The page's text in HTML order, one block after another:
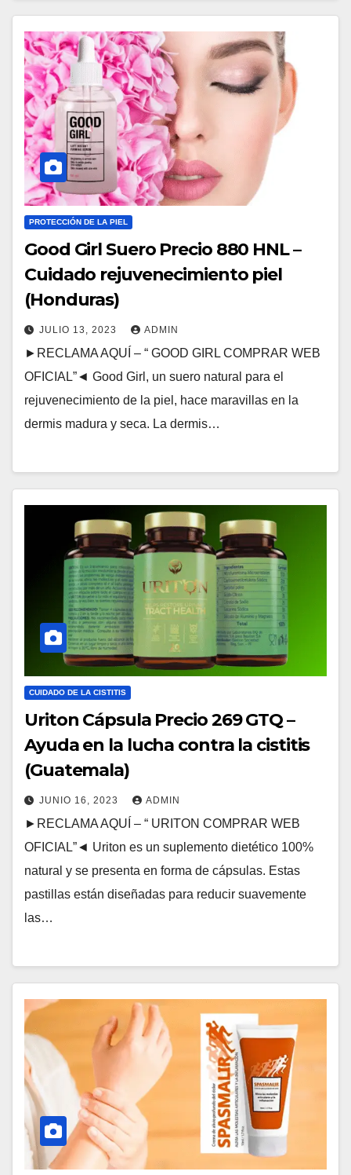
PROTECCIÓN DE LA PIEL
Good Girl Suero Precio 880 HNL –
Cuidado rejuvenecimiento piel
(Honduras)
JULIO 13, 2023 ADMIN
►RECLAMA AQUÍ – “ GOOD GIRL COMPRAR WEB
OFICIAL”◄ Good Girl, un suero natural para el
rejuvenecimiento de la piel, hace maravillas en la
dermis madura y seca. La dermis…
CUIDADO DE LA CISTITIS
Uriton Cápsula Precio 269 GTQ –
Ayuda en la lucha contra la cistitis
(Guatemala)
JUNIO 16, 2023 ADMIN
►RECLAMA AQUÍ – “ URITON COMPRAR WEB
OFICIAL”◄ Uriton es un suplemento dietético 100%
natural y se presenta en forma de cápsulas. Estas
pastillas están diseñadas para reducir suavemente
las…